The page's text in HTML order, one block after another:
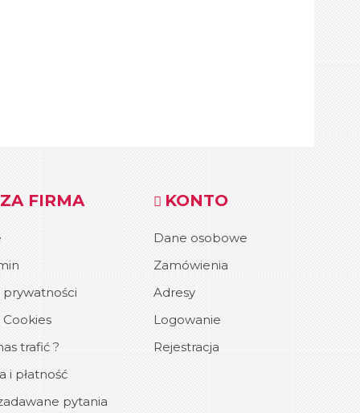
FIRMA
prywatności
Cookies
trafić ?
i płatność
pytania
KONTO
Dane osobowe
Zamówienia
Adresy
Logowanie
Rejestracja